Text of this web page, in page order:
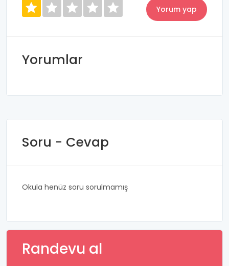
Yorumlar
Soru - Cevap
Okula henüz soru sorulmamış
Randevu al